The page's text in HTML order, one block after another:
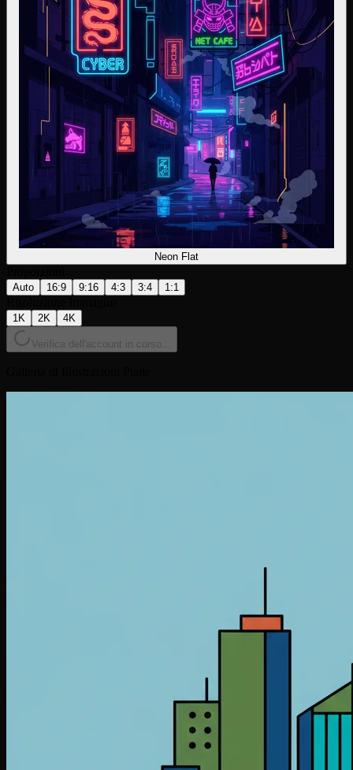
Neon Flat
Auto 16:9 9:16 4:3 3:4 1:1
1K 2K 4K
Verifica dell'account in corso...